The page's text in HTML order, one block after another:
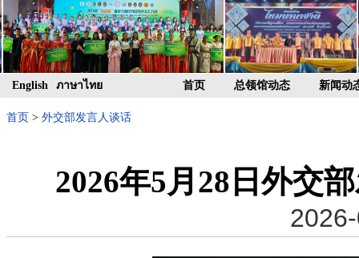
English ภาษาไทย 首页 总领馆动态 新闻动
首页 > 外交部发言人谈话
2026年5月28日外交